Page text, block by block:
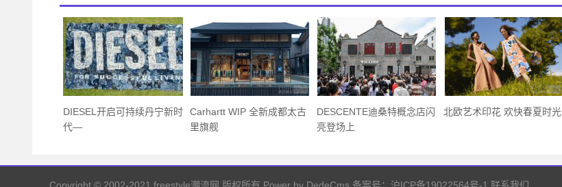
DIESEL开启可持续丹宁新时
代—
Carhartt WIP 全新成都太古
里旗舰
DESCENTE迪桑特概念店闪
亮登场上
北欧艺术印花 欢快春夏时光